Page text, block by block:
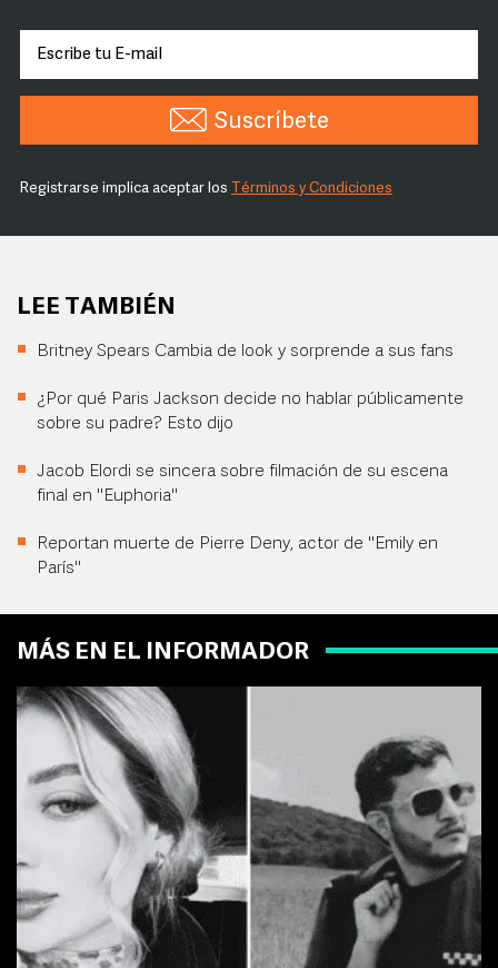
Suscríbete
Registrarse implica aceptar los Términos y Condiciones
LEE TAMBIÉN
Britney Spears Cambia de look y sorprende a sus fans
¿Por qué Paris Jackson decide no hablar públicamente
sobre su padre? Esto dijo
Jacob Elordi se sincera sobre filmación de su escena
final en "Euphoria"
Reportan muerte de Pierre Deny, actor de "Emily en
París"
MÁS EN EL INFORMADOR